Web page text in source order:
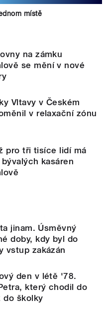
místě
na zámku
se mění v nové
Vltavy v Českém
v relaxační zónu
pro tři tisíce lidí má
kasáren
jinam. Úsměvný
doby, kdy byl do
vstup zakázán
den v létě '78.
který chodil do
do školky